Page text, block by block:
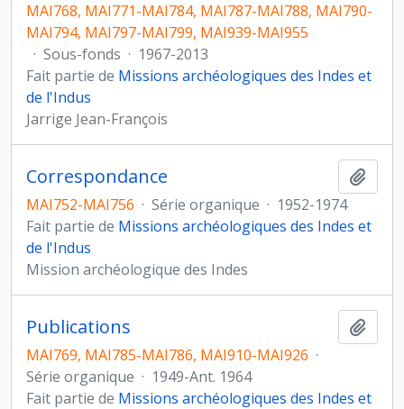
MAI768, MAI771-MAI784, MAI787-MAI788, MAI790-
MAI794, MAI797-MAI799, MAI939-MAI955
· Sous-fonds · 1967-2013
Fait partie de Missions archéologiques des Indes et
de l'Indus
Jarrige Jean-François
Correspondance
MAI752-MAI756 · Série organique · 1952-1974
Fait partie de Missions archéologiques des Indes et
de l'Indus
Mission archéologique des Indes
Publications
MAI769, MAI785-MAI786, MAI910-MAI926 ·
Série organique · 1949-Ant. 1964
Fait partie de Missions archéologiques des Indes et